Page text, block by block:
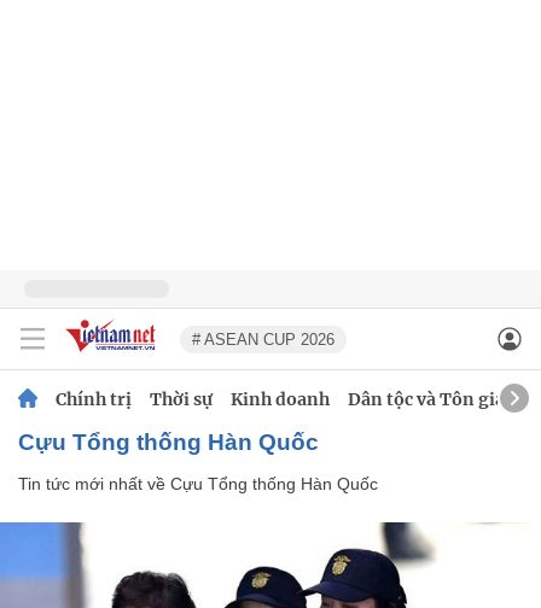
# ASEAN CUP 2026
Chính trị Thời sự Kinh doanh Dân tộc và Tôn giáo
Cựu Tổng thống Hàn Quốc
Tin tức mới nhất về Cựu Tổng thống Hàn Quốc